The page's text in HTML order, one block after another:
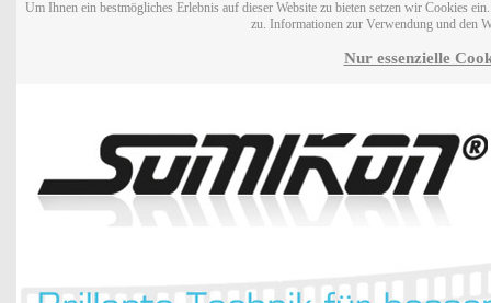
Um Ihnen ein bestmögliches Erlebnis auf dieser Website zu bieten setzen wir Cookies
zu. Informationen zur Verwendung und den
Nur essenzielle